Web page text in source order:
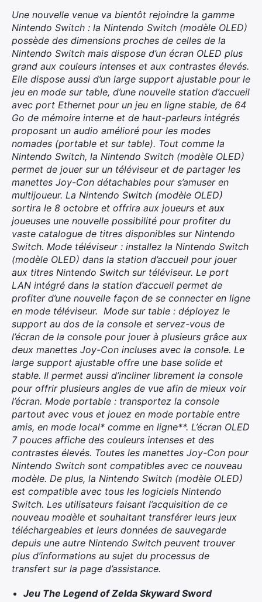
Une nouvelle venue va bientôt rejoindre la gamme
Nintendo Switch : la Nintendo Switch (modèle OLED)
possède des dimensions proches de celles de la
Nintendo Switch mais dispose d’un écran OLED plus
grand aux couleurs intenses et aux contrastes élevés.
Elle dispose aussi d’un large support ajustable pour le
jeu en mode sur table, d’une nouvelle station d’accueil
avec port Ethernet pour un jeu en ligne stable, de 64
Go de mémoire interne et de haut-parleurs intégrés
proposant un audio amélioré pour les modes
nomades (portable et sur table). Tout comme la
Nintendo Switch, la Nintendo Switch (modèle OLED)
permet de jouer sur un téléviseur et de partager les
manettes Joy-Con détachables pour s’amuser en
multijoueur. La Nintendo Switch (modèle OLED)
sortira le 8 octobre et offrira aux joueurs et aux
joueuses une nouvelle possibilité pour profiter du
vaste catalogue de titres disponibles sur Nintendo
Switch. Mode téléviseur : installez la Nintendo Switch
(modèle OLED) dans la station d’accueil pour jouer
aux titres Nintendo Switch sur téléviseur. Le port
LAN intégré dans la station d’accueil permet de
profiter d’une nouvelle façon de se connecter en ligne
en mode téléviseur. Mode sur table : déployez le
support au dos de la console et servez-vous de
l’écran de la console pour jouer à plusieurs grâce aux
deux manettes Joy-Con incluses avec la console. Le
large support ajustable offre une base solide et
stable. Il permet aussi d’incliner librement la console
pour offrir plusieurs angles de vue afin de mieux voir
l’écran. Mode portable : transportez la console
partout avec vous et jouez en mode portable entre
amis, en mode local* comme en ligne**. L’écran OLED
7 pouces affiche des couleurs intenses et des
contrastes élevés. Toutes les manettes Joy-Con pour
Nintendo Switch sont compatibles avec ce nouveau
modèle. De plus, la Nintendo Switch (modèle OLED)
est compatible avec tous les logiciels Nintendo
Switch. Les utilisateurs faisant l’acquisition de ce
nouveau modèle et souhaitant transférer leurs jeux
téléchargeables et leurs données de sauvegarde
depuis une autre Nintendo Switch peuvent trouver
plus d’informations au sujet du processus de
transfert sur la page d’assistance.
Jeu The Legend of Zelda Skyward Sword